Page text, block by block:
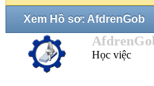
Xem Hồ sơ: AfdrenGob
Học việc